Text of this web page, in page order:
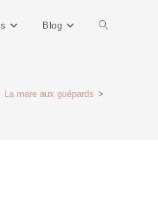
Blog
La mare aux guépards >